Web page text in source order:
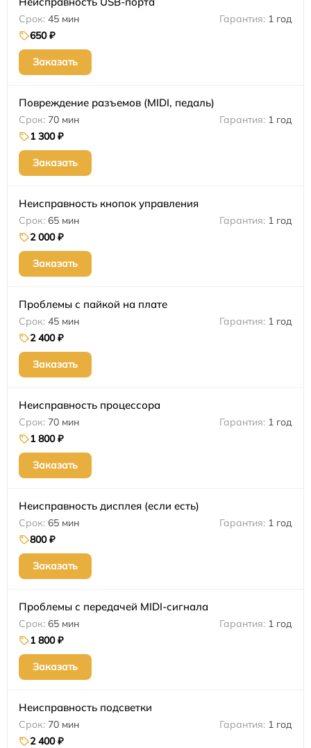
45 мин
1 год
650 ₽
Заказать
Повреждение разъемов (MIDI, педаль)
70 мин
1 год
1 300 ₽
Заказать
Неисправность кнопок управления
65 мин
1 год
2 000 ₽
Заказать
Проблемы с пайкой на плате
45 мин
1 год
2 400 ₽
Заказать
Неисправность процессора
70 мин
1 год
1 800 ₽
Заказать
Неисправность дисплея (если есть)
65 мин
1 год
800 ₽
Заказать
Проблемы с передачей MIDI-сигнала
65 мин
1 год
1 800 ₽
Заказать
Неисправность подсветки
70 мин
1 год
2 400 ₽